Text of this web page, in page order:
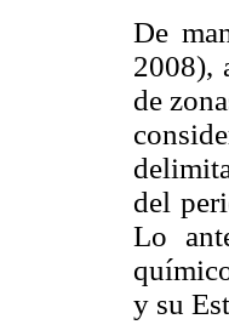
De
2008),
de
del
Lo
y su